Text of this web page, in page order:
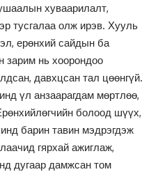
хуваарилалт,
тусгалаа олж ирэв. Хууль
ерөнхий сайдын ба
зарим нь хоорондоо
давхцсан тал цөөнгүй.
үл анзаарагдам мөртлөө,
болоод шүүх,
барин тавин мэдрэгдэж
гярхай ажиглаж,
дугаар дамжсан том